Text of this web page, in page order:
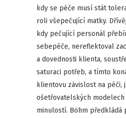
kdy se péče musí stát
roli všepečující matky.
kdy pečující personál
sebepéče, nereflektoval
a dovednosti klienta,
saturaci potřeb, a tímto
klientovu závislost na péči,
ošetřovatelských
minulostí. Böhm předkládá